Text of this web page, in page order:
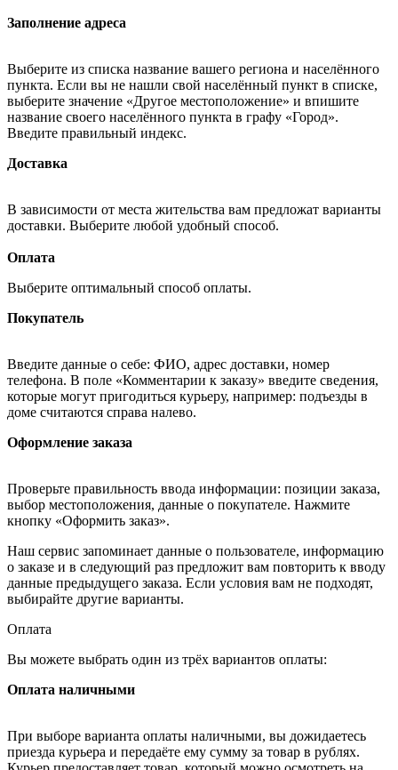
Заполнение адреса
Выберите из списка название вашего региона и населённого
пункта. Если вы не нашли свой населённый пункт в списке,
выберите значение «Другое местоположение» и впишите
название своего населённого пункта в графу «Город».
Введите правильный индекс.
Доставка
В зависимости от места жительства вам предложат варианты
доставки. Выберите любой удобный способ.
Оплата
Выберите оптимальный способ оплаты.
Покупатель
Введите данные о себе: ФИО, адрес доставки, номер
телефона. В поле «Комментарии к заказу» введите сведения,
которые могут пригодиться курьеру, например: подъезды в
доме считаются справа налево.
Оформление заказа
Проверьте правильность ввода информации: позиции заказа,
выбор местоположения, данные о покупателе. Нажмите
кнопку «Оформить заказ».
Наш сервис запоминает данные о пользователе, информацию
о заказе и в следующий раз предложит вам повторить к вводу
данные предыдущего заказа. Если условия вам не подходят,
выбирайте другие варианты.
Оплата
Вы можете выбрать один из трёх вариантов оплаты:
Оплата наличными
При выборе варианта оплаты наличными, вы дожидаетесь
приезда курьера и передаёте ему сумму за товар в рублях.